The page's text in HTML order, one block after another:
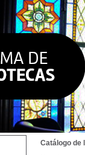
Catálogo de